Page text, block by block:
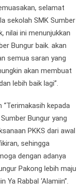
selamat
sekolah SMK Sumber
nilai ini menunjukkan
Bungur baik. akan
semua saran yang
akan membuat
lebih baik lagi”.
“Terimakasih kepada
Bungur yang
PKKS dari awal
sehingga
dengan adanya
Pakong lebih maju
Rabbal ‘Alamiin”.